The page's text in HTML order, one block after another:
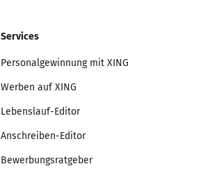
Services
Personalgewinnung mit XING
Werben auf XING
Lebenslauf-Editor
Anschreiben-Editor
Bewerbungsratgeber